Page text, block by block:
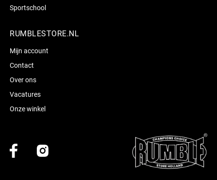
Sportschool
RUMBLESTORE.NL
Mijn account
Contact
Over ons
Vacatures
Onze winkel